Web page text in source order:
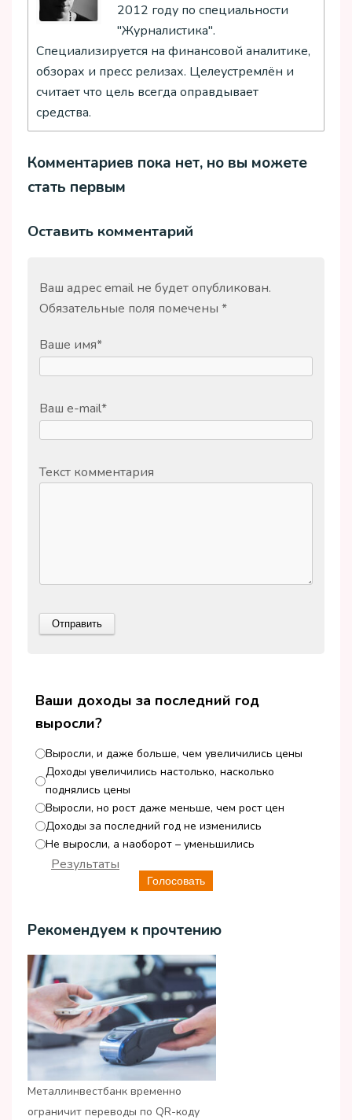
2012 году по специальности
"Журналистика".
Специализируется на финансовой аналитике,
обзорах и пресс релизах. Целеустремлён и
считает что цель всегда оправдывает
средства.
Комментариев пока нет, но вы можете
стать первым
Оставить комментарий
Ваш адрес email не будет опубликован.
Обязательные поля помечены *
Ваше имя*
Ваш e-mail*
Текст комментария
Ваши доходы за последний год
выросли?
Выросли, и даже больше, чем увеличились цены
Доходы увеличились настолько, насколько
поднялись цены
Выросли, но рост даже меньше, чем рост цен
Доходы за последний год не изменились
Не выросли, а наоборот – уменьшились
Голосовать
Результаты
Рекомендуем к прочтению
Металлинвестбанк временно
ограничит переводы по QR-коду